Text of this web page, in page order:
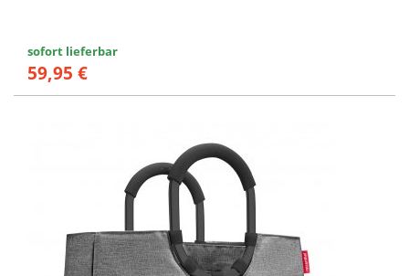
sofort lieferbar
59,95 €